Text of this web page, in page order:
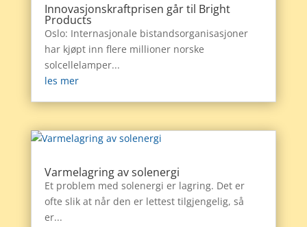
Innovasjonskraftprisen går til Bright
Products
Oslo: Internasjonale bistandsorganisasjoner
har kjøpt inn flere millioner norske
solcellelamper...
les mer
Varmelagring av solenergi
Et problem med solenergi er lagring. Det er
ofte slik at når den er lettest tilgjengelig, så
er...